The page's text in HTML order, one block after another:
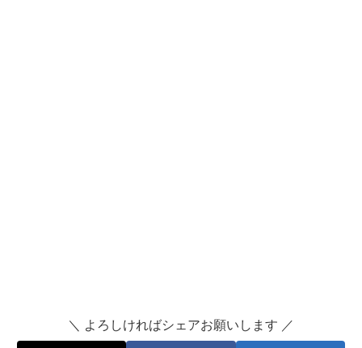
＼ よろしければシェアお願いします ／